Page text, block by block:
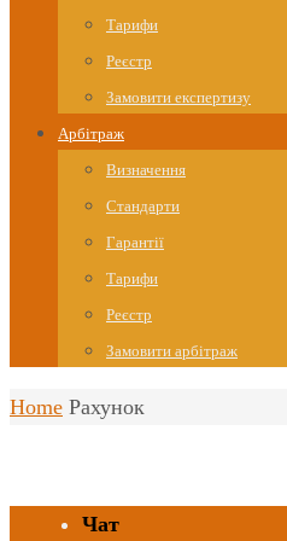
Тарифи
Реєстр
Замовити експертизу
Арбітраж
Визначення
Стандарти
Гарантії
Тарифи
Реєстр
Замовити арбітраж
Home Рахунок
Чат